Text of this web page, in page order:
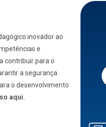
inovador ao
e
contribuir para o
a segurança
o desenvolvimento
aqui.